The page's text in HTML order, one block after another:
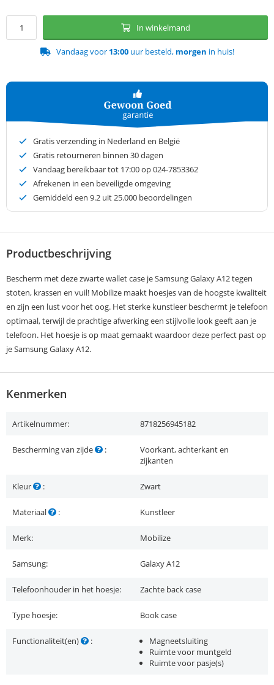
In winkelmand
Vandaag voor 13:00uur besteld, morgen in huis!
Gratis verzending in Nederland en België
Gratis retourneren binnen 30 dagen
Vandaag bereikbaar tot 17:00 op 024-7853362
Afrekenen in een beveiligde omgeving
Gemiddeld een 9.2 uit 25.000 beoordelingen
Productbeschrijving
Bescherm met deze zwarte wallet case je Samsung Galaxy A12 tegen
stoten, krassen en vuil! Mobilize maakt hoesjes van de hoogste kwaliteit
en zijn een lust voor het oog. Het sterke kunstleer beschermt je telefoon
optimaal, terwijl de prachtige afwerking een stijlvolle look geeft aan je
telefoon. Het hoesje is op maat gemaakt waardoor deze perfect past op
je Samsung Galaxy A12.
Kenmerken
Artikelnummer: 8718256945182
Bescherming van zijde :
Voorkant, achterkant en
zijkanten
Kleur : Zwart
Materiaal : Kunstleer
Merk: Mobilize
Samsung: Galaxy A12
Telefoonhouder in het hoesje: Zachte back case
Type hoesje: Book case
Functionaliteit(en) :
Magneetsluiting
Ruimte voor muntgeld
Ruimte voor pasje(s)